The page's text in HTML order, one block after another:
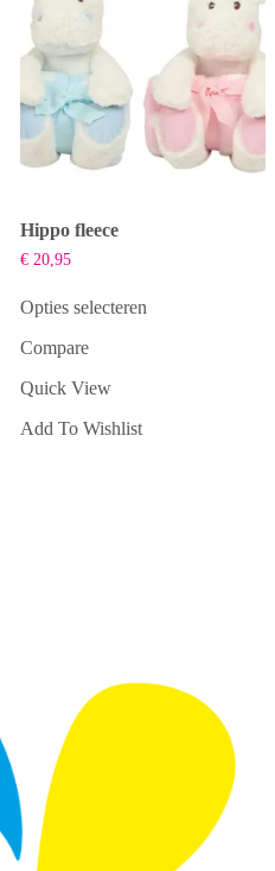
Hippo fleece
€20,95
Opties selecteren
product
meerdere
Deze
Compare
Quick View
Add To Wishlist